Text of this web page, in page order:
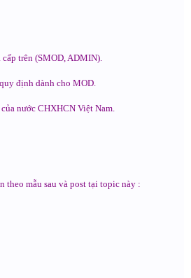
trên (SMOD, ADMIN).
định dành cho MOD.
nước CHXHCN Việt Nam.
theo mẫu sau và post tại topic này :